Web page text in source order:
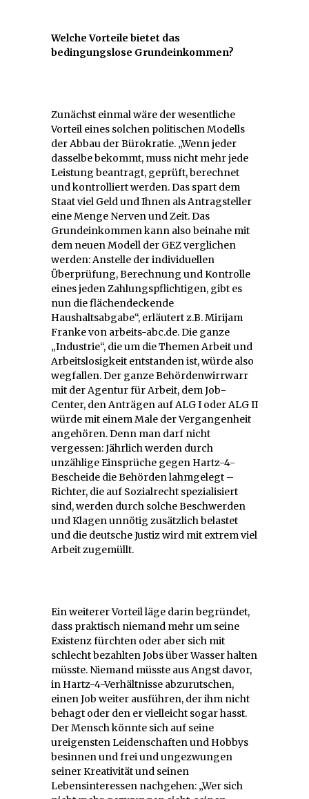
Welche Vorteile bietet das
bedingungslose Grundeinkommen?
Zunächst einmal wäre der wesentliche
Vorteil eines solchen politischen Modells
der Abbau der Bürokratie. „Wenn jeder
dasselbe bekommt, muss nicht mehr jede
Leistung beantragt, geprüft, berechnet
und kontrolliert werden. Das spart dem
Staat viel Geld und Ihnen als Antragsteller
eine Menge Nerven und Zeit. Das
Grundeinkommen kann also beinahe mit
dem neuen Modell der GEZ verglichen
werden: Anstelle der individuellen
Überprüfung, Berechnung und Kontrolle
eines jeden Zahlungspflichtigen, gibt es
nun die flächendeckende
Haushaltsabgabe“, erläutert z.B. Mirijam
Franke von arbeits-abc.de. Die ganze
„Industrie“, die um die Themen Arbeit und
Arbeitslosigkeit entstanden ist, würde also
wegfallen. Der ganze Behördenwirrwarr
mit der Agentur für Arbeit, dem Job-
Center, den Anträgen auf ALG I oder ALG II
würde mit einem Male der Vergangenheit
angehören. Denn man darf nicht
vergessen: Jährlich werden durch
unzählige Einsprüche gegen Hartz-4-
Bescheide die Behörden lahmgelegt –
Richter, die auf Sozialrecht spezialisiert
sind, werden durch solche Beschwerden
und Klagen unnötig zusätzlich belastet
und die deutsche Justiz wird mit extrem viel
Arbeit zugemüllt.
Ein weiterer Vorteil läge darin begründet,
dass praktisch niemand mehr um seine
Existenz fürchten oder aber sich mit
schlecht bezahlten Jobs über Wasser halten
müsste. Niemand müsste aus Angst davor,
in Hartz-4-Verhältnisse abzurutschen,
einen Job weiter ausführen, der ihm nicht
behagt oder den er vielleicht sogar hasst.
Der Mensch könnte sich auf seine
ureigensten Leidenschaften und Hobbys
besinnen und frei und ungezwungen
seiner Kreativität und seinen
Lebensinteressen nachgehen: „Wer sich